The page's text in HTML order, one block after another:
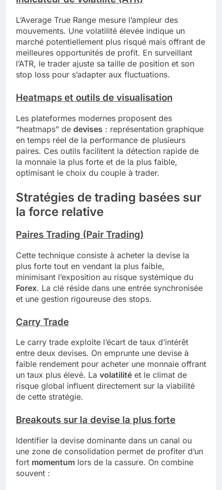
L’Average True Range mesure l’ampleur des
mouvements. Une volatilité élevée indique un
marché potentiellement plus risqué mais offrant de
meilleures opportunités de profit. En surveillant
l’ATR, le trader ajuste sa taille de position et son
stop loss pour s’adapter aux fluctuations.
Heatmaps et outils de visualisation
Les plateformes modernes proposent des
“heatmaps” de devises : représentation graphique
en temps réel de la performance de plusieurs
paires. Ces outils facilitent la détection rapide de
la monnaie la plus forte et de la plus faible,
optimisant le choix du couple à trader.
Stratégies de trading basées sur
la force relative
Paires Trading (Pair Trading)
Cette technique consiste à acheter la devise la
plus forte tout en vendant la plus faible,
minimisant l’exposition au risque systémique du
Forex. La clé réside dans une entrée synchronisée
et une gestion rigoureuse des stops.
Carry Trade
Le carry trade exploite l’écart de taux d’intérêt
entre deux devises. On emprunte une devise à
faible rendement pour acheter une monnaie offrant
un taux plus élevé. La volatilité et le climat de
risque global influent directement sur la viabilité
de cette stratégie.
Breakouts sur la devise la plus forte
Identifier la devise dominante dans un canal ou
une zone de consolidation permet de profiter d’un
fort momentum lors de la cassure. On combine
souvent :